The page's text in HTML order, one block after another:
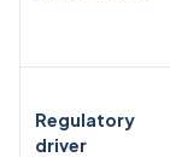
Regulatory
driver